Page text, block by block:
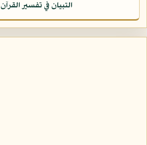
التبيان في تفسير القرآن